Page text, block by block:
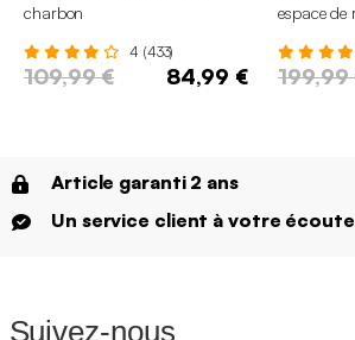
charbon
4 (433)
109,99 € 84,99 €
espace de
199,99
Article garanti 2 ans
Un service client à votre écoute
Suivez-nous